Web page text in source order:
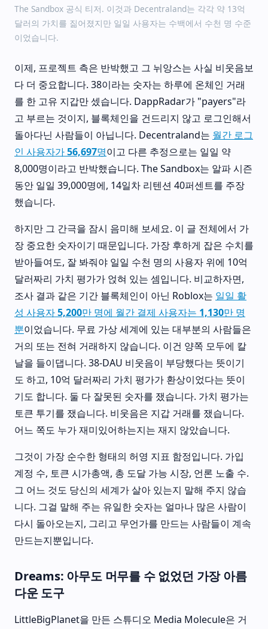
The Sandbox 공식 티저. 이것과 Decentraland는 각각 약 13억
달러의 가치를 짊어졌지만 일일 사용자는 수백에서 수천 명 수준
이었습니다.
이제, 프로젝트 측은 반박했고 그 뉘앙스는 사실 비웃음보
다 더 중요합니다. 38이라는 숫자는 하루에 온체인 거래
를 한 고유 지갑만 셌습니다. DappRadar가 "payers"라
고 부르는 것이지, 블록체인을 건드리지 않고 로그인해서
돌아다닌 사람들이 아닙니다. Decentraland는 월간 로그
인 사용자가 56,697명이고 다른 추정으로는 일일 약
8,000명이라고 반박했습니다. The Sandbox는 알파 시즌
동안 일일 39,000명에, 14일차 리텐션 40퍼센트를 주장
했습니다.
하지만 그 간극을 잠시 음미해 보세요. 이 글 전체에서 가
장 중요한 숫자이기 때문입니다. 가장 후하게 잡은 수치를
받아들여도, 잘 봐줘야 일일 수천 명의 사용자 위에 10억
달러짜리 가치 평가가 얹혀 있는 셈입니다. 비교하자면,
조사 결과 같은 기간 블록체인이 아닌 Roblox는 일일 활
성 사용자 5,200만 명에 월간 결제 사용자는 1,130만 명
뿐이었습니다. 무료 가상 세계에 있는 대부분의 사람들은
거의 또는 전혀 거래하지 않습니다. 이건 양쪽 모두에 칼
날을 들이댑니다. 38-DAU 비웃음이 부당했다는 뜻이기
도 하고, 10억 달러짜리 가치 평가가 환상이었다는 뜻이
기도 합니다. 둘 다 잘못된 숫자를 쟀습니다. 가치 평가는
토큰 투기를 쟀습니다. 비웃음은 지갑 거래를 쟀습니다.
어느 쪽도 누가 재미있어하는지는 재지 않았습니다.
그것이 가장 순수한 형태의 허영 지표 함정입니다. 가입
계정 수, 토큰 시가총액, 총 도달 가능 시장, 언론 노출 수.
그 어느 것도 당신의 세계가 살아 있는지 말해 주지 않습
니다. 그걸 말해 주는 유일한 숫자는 얼마나 많은 사람이
다시 돌아오는지, 그리고 무언가를 만드는 사람들이 계속
만드는지뿐입니다.
Dreams: 아무도 머무를 수 없었던 가장 아름
다운 도구
LittleBigPlanet을 만든 스튜디오 Media Molecule은 거